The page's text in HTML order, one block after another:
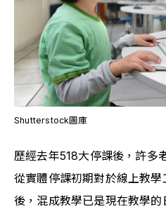
Shutterstock圖庫
歷經去年518大停課後，許多
從實體停課初期對於線上教
後，混成教學已是現在教學的